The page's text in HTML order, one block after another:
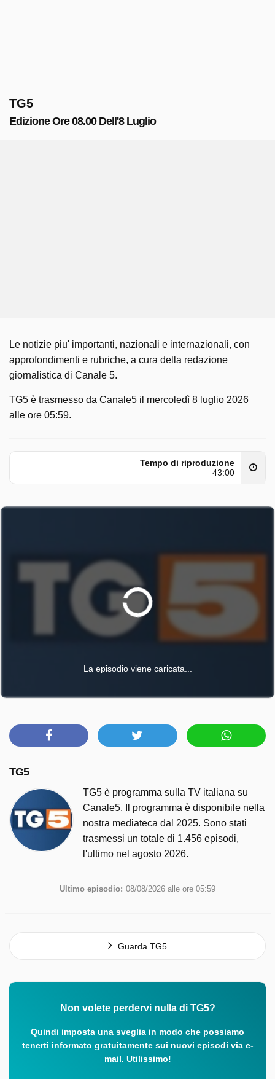
TG5
Edizione Ore 08.00 Dell'8 Luglio
Le notizie piu' importanti, nazionali e internazionali, con
approfondimenti e rubriche, a cura della redazione
giornalistica di Canale 5.
TG5 è trasmesso da Canale5 il mercoledì 8 luglio 2026
alle ore 05:59.
Tempo di riproduzione
43:00
La episodio viene caricata...
TG5
TG5 è programma sulla TV italiana su
Canale5. Il programma è disponibile nella
nostra mediateca dal 2025. Sono stati
trasmessi un totale di 1.456 episodi,
l'ultimo nel agosto 2026.
Ultimo episodio: 08/08/2026 alle ore 05:59
Guarda TG5
Non volete perdervi nulla di TG5?
Quindi imposta una sveglia in modo che possiamo
tenerti informato gratuitamente sui nuovi episodi via e-
mail. Utilissimo!